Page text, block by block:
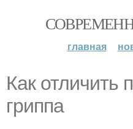
главная
Как отличить
гриппа